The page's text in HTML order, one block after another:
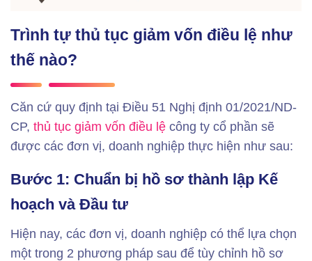
Trình tự thủ tục giảm vốn điều lệ như
thế nào?
Căn cứ quy định tại Điều 51 Nghị định 01/2021/ND-
CP, thủ tục giảm vốn điều lệ công ty cổ phần sẽ
được các đơn vị, doanh nghiệp thực hiện như sau:
Bước 1: Chuẩn bị hồ sơ thành lập Kế
hoạch và Đầu tư
Hiện nay, các đơn vị, doanh nghiệp có thể lựa chọn
một trong 2 phương pháp sau để tùy chỉnh hồ sơ